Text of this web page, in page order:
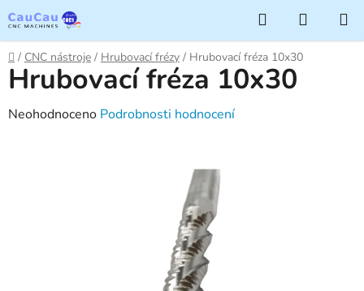
na
obsah
Hledat
KOŠÍK
Domů
/ CNC nástroje / Hrubovací frézy / Hrubovací fréza 10x30
Hrubovací fréza 10x30
Průměrné
Neohodnoceno Podrobnosti hodnocení